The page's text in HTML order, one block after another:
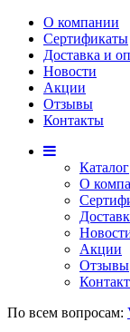
О компании
Сертификаты
Доставка и
Новости
Акции
Отзывы
Контакты
Каталог
О
Акции
Отзывы
По всем вопросам: